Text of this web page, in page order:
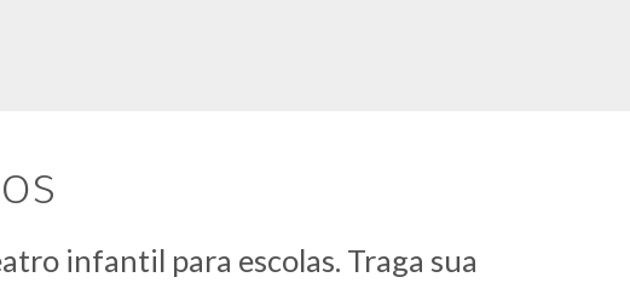
infantil para escolas. Traga sua